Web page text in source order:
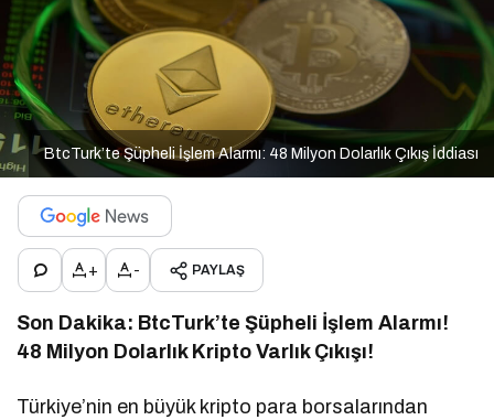
BtcTurk’te Şüpheli İşlem Alarmı: 48 Milyon Dolarlık Çıkış İddiası
+ - PAYLAŞ
Son Dakika: BtcTurk’te Şüpheli İşlem Alarmı!
48 Milyon Dolarlık Kripto Varlık Çıkışı!
Türkiye’nin en büyük kripto para borsalarından